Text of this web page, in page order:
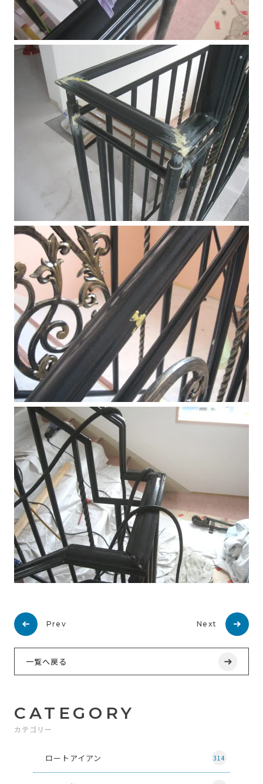
Prev Next
一覧へ戻る
CATEGORY
カテゴリー
ロートアイアン 314